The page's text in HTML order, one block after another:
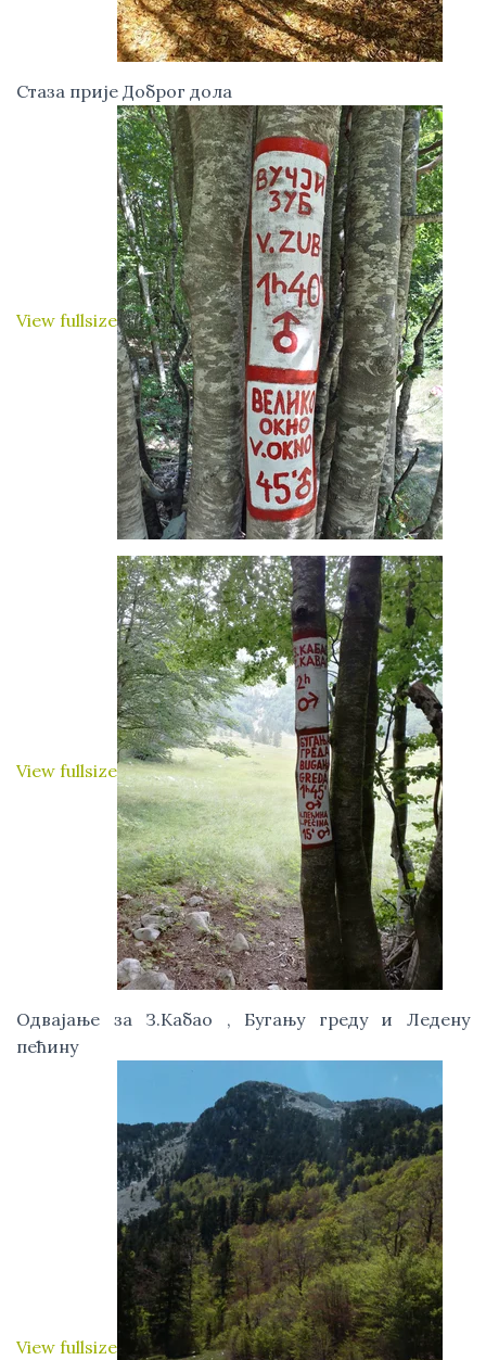
Стаза прије Доброг дола
View fullsize
View fullsize
Одвајање за З.Кабао , Бугању греду и Ледену
пећину
View fullsize